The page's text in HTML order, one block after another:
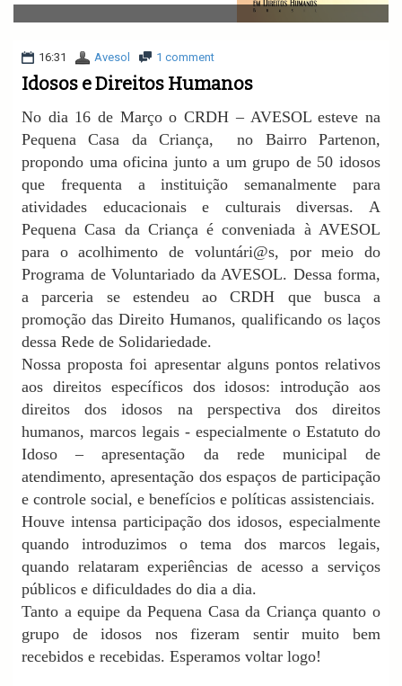
v
i
a
i
n
16:31 Avesol 1 comment
Idosos e Direitos Humanos
No dia 16 de Março o CRDH – AVESOL esteve na
Pequena Casa da Criança, no Bairro Partenon,
propondo uma oficina junto a um grupo de 50 idosos
que frequenta a instituição semanalmente para
atividades educacionais e culturais diversas. A
Pequena Casa da Criança é conveniada à AVESOL
para o acolhimento de voluntári@s, por meio do
Programa de Voluntariado da AVESOL. Dessa forma,
a parceria se estendeu ao CRDH que busca a
promoção das Direito Humanos, qualificando os laços
dessa Rede de Solidariedade.
Nossa proposta foi apresentar alguns pontos relativos
aos direitos específicos dos idosos: introdução aos
direitos dos idosos na perspectiva dos direitos
humanos, marcos legais - especialmente o Estatuto do
Idoso – apresentação da rede municipal de
atendimento, apresentação dos espaços de participação
e controle social, e benefícios e políticas assistenciais.
Houve intensa participação dos idosos, especialmente
quando introduzimos o tema dos marcos legais,
quando relataram experiências de acesso a serviços
públicos e dificuldades do dia a dia.
Tanto a equipe da Pequena Casa da Criança quanto o
grupo de idosos nos fizeram sentir muito bem
recebidos e recebidas. Esperamos voltar logo!